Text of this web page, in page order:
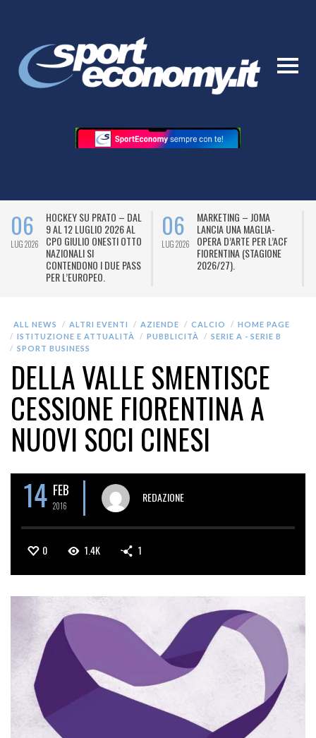
06
LUG 2026
HOCKEY SU PRATO – DAL
9 AL 12 LUGLIO 2026 AL
CPO GIULIO ONESTI OTTO
NAZIONALI SI
CONTENDONO I DUE PASS
PER L’EUROPEO.
06
LUG 2026
MARKETING – JOMA
LANCIA UNA MAGLIA-
OPERA D’ARTE PER L’ACF
FIORENTINA (STAGIONE
2026/27).
ALL NEWS ALTRI EVENTI AZIENDE CALCIO
HOME PAGE
ISTITUZIONE E ATTUALITÀ
PUBBLICITÀ
SERIE A - SERIE B
SPORT BUSINESS
DELLA VALLE SMENTISCE
CESSIONE FIORENTINA A
NUOVI SOCI CINESI
14 FEB
2016
REDAZIONE
0 1.4K 1